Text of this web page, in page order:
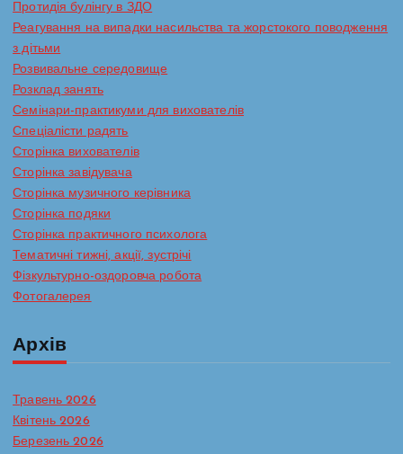
Протидія булінгу в ЗДО
Реагування на випадки насильства та жорстокого поводження
з дітьми
Розвивальне середовище
Розклад занять
Семінари-практикуми для вихователів
Спеціалісти радять
Сторінка вихователів
Сторінка завідувача
Сторінка музичного керівника
Сторінка подяки
Сторінка практичного психолога
Тематичні тижні, акції, зустрічі
Фізкультурно-оздоровча робота
Фотогалерея
Архів
Травень 2026
Квітень 2026
Березень 2026